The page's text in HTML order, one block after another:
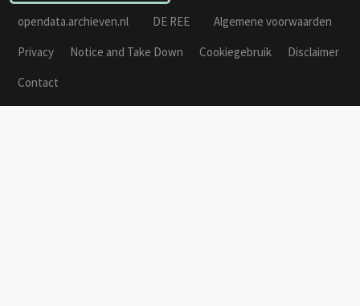
opendata.archieven.nl DE REE
Algemene voorwaarden
Privacy
Notice and Take Down Cookiegebruik
Disclaimer
Contact